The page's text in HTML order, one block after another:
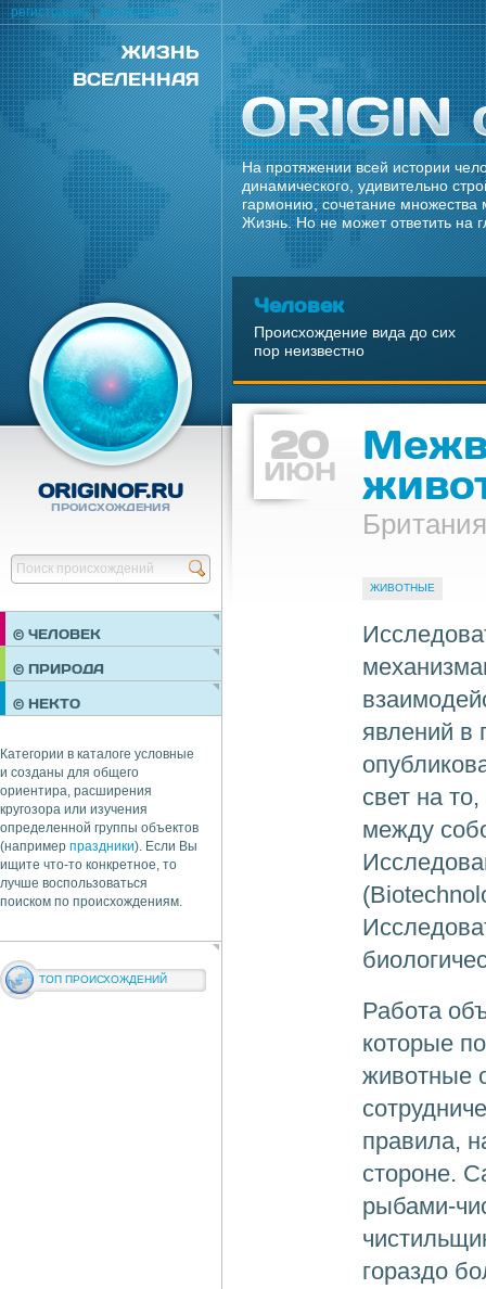
ЖИЗНЬ
ВСЕЛЕННАЯ
На протяжении всей истории
динамического, удивительно
гармонию, сочетание множества
Жизнь. Но не может ответить на
Человек
Происхождение вида до сих
пор неизвестно
ORIGINOF.RU
ПРОИСХОЖДЕНИЯ
© ЧЕЛОВЕК
ПРАЗДНИКИ
ОБЩЕСТВО
© ПРИРОДА
© НЕКТО
Категории в каталоге условные
и созданы для общего
ориентира, расширения
кругозора или изучения
определенной группы объектов
(например праздники). Если Вы
ищите что-то конкретное, то
лучше воспользоваться
поиском по происхождениям.
ТОП ПРОИСХОЖДЕНИЙ
20
ИЮН
ЖИВОТНЫЕ
явлений в
свет на
между
Работа
которые
животные
правила,
стороне.
рыбами-
гораздо
регистрация|авторизация